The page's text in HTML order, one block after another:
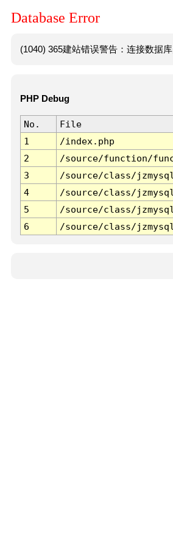
Database Error
(1040) 365建站错误警告：连接数据
PHP Debug
No. File
1
/index.php
2
/source/function/
3
/source/class/
4
/source/class/
5
/source/class/
6
/source/class/